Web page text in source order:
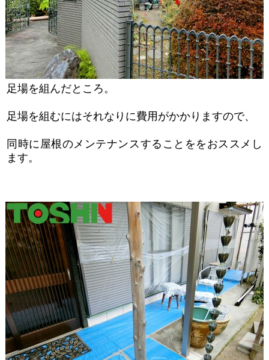
足場を組んだところ。
足場を組むにはそれなりに費用がかかりますので、
同時に屋根のメンテナンスすることををおススメし
ます。